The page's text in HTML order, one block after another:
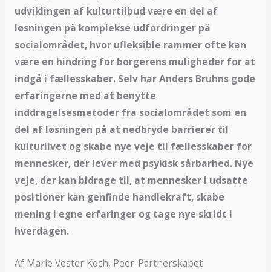
udviklingen af kulturtilbud være en del af
løsningen på komplekse udfordringer på
socialområdet, hvor ufleksible rammer ofte kan
være en hindring for borgerens muligheder for at
indgå i fællesskaber. Selv har Anders Bruhns gode
erfaringerne med at benytte
inddragelsesmetoder fra socialområdet som en
del af løsningen på at nedbryde barrierer til
kulturlivet og skabe nye veje til fællesskaber for
mennesker, der lever med psykisk sårbarhed. Nye
veje, der kan bidrage til, at mennesker i udsatte
positioner kan genfinde handlekraft, skabe
mening i egne erfaringer og tage nye skridt i
hverdagen.
Af Marie Vester Koch, Peer-Partnerskabet